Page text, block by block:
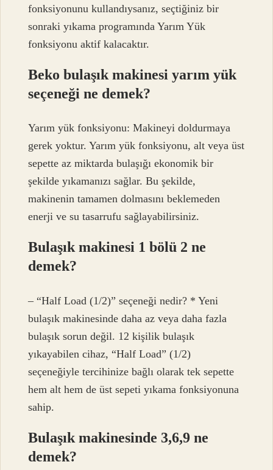
fonksiyonunu kullandıysanız, seçtiğiniz bir
sonraki yıkama programında Yarım Yük
fonksiyonu aktif kalacaktır.
Beko bulaşık makinesi yarım yük
seçeneği ne demek?
Yarım yük fonksiyonu: Makineyi doldurmaya
gerek yoktur. Yarım yük fonksiyonu, alt veya üst
sepette az miktarda bulaşığı ekonomik bir
şekilde yıkamanızı sağlar. Bu şekilde,
makinenin tamamen dolmasını beklemeden
enerji ve su tasarrufu sağlayabilirsiniz.
Bulaşık makinesi 1 bölü 2 ne
demek?
– “Half Load (1/2)” seçeneği nedir? * Yeni
bulaşık makinesinde daha az veya daha fazla
bulaşık sorun değil. 12 kişilik bulaşık
yıkayabilen cihaz, “Half Load” (1/2)
seçeneğiyle tercihinize bağlı olarak tek sepette
hem alt hem de üst sepeti yıkama fonksiyonuna
sahip.
Bulaşık makinesinde 3,6,9 ne
demek?